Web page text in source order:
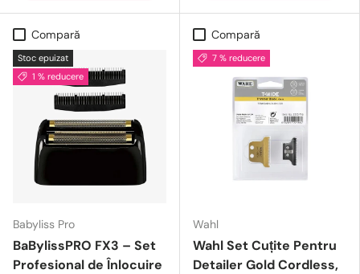
Compară
Stoc epuizat
1 % reducere
Babyliss Pro
BaBylissPRO FX3 – Set
Profesional de Înlocuire
Compară
7 % reducere
Wahl
Wahl Set Cuțite Pentru
Detailer Gold Cordless,